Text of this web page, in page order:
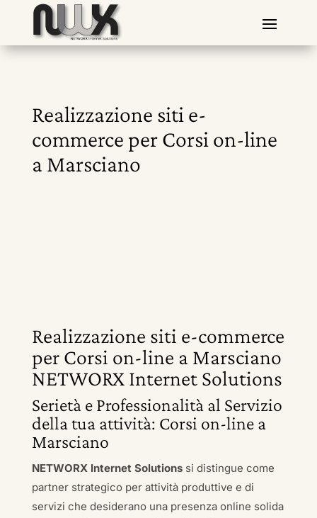
Realizzazione siti e-
commerce per Corsi on-line
a Marsciano
Realizzazione siti e-commerce
per Corsi on-line a Marsciano
NETWORX Internet Solutions
Serietà e Professionalità al Servizio
della tua attività: Corsi on-line a
Marsciano
NETWORX Internet Solutionssi distingue come
partner strategico per attività produttive e di
servizi che desiderano una presenza online solida